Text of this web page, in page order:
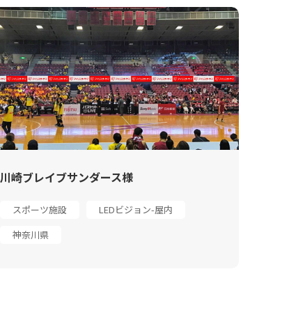
川崎ブレイブサンダース様
スポーツ施設
LEDビジョン-屋内
神奈川県